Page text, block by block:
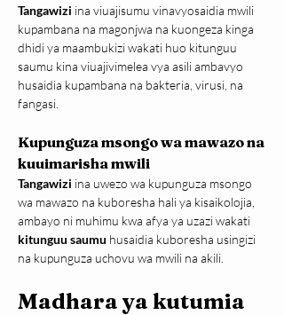
Tangawizi ina viuajisumu vinavyosaidia mwili
kupambana na magonjwa na kuongeza kinga
dhidi ya maambukizi wakati huo kitunguu
saumu kina viuajivimelea vya asili ambavyo
husaidia kupambana na bakteria, virusi, na
fangasi.
Kupunguza msongo wa mawazo na
kuuimarisha mwili
Tangawizi ina uwezo wa kupunguza msongo
wa mawazo na kuboresha hali ya kisaikolojia,
ambayo ni muhimu kwa afya ya uzazi wakati
kitunguu saumu husaidia kuboresha usingizi
na kupunguza uchovu wa mwili na akili.
Madhara ya kutumia